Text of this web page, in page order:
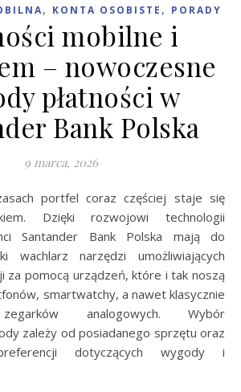
, KONTA OSOBISTE , PORADY
mobilne i
– nowoczesne
płatności w
Bank Polska
9 marca, 2026
Dzięki rozwojowi technologii
Santander Bank Polska mają do
wachlarz narzędzi umożliwiających
za pomocą urządzeń, które i tak noszą
smartwatchy, a nawet klasycznie
analogowych. Wybór
zależy od posiadanego sprzętu oraz
dotyczących wygody i